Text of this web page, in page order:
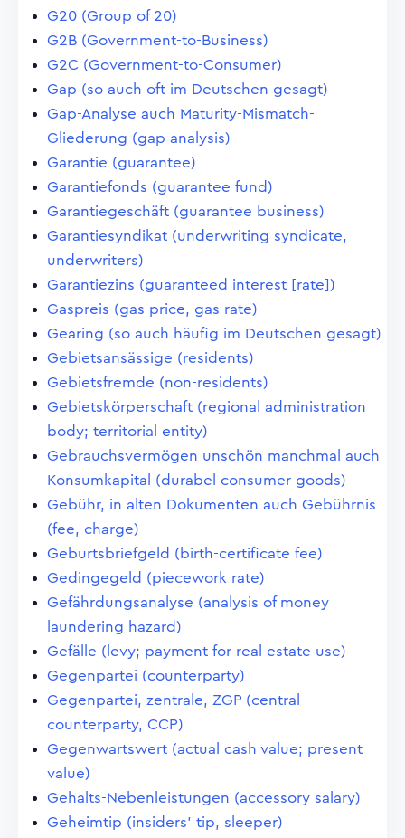
G20 (Group of 20)
G2B (Government-to-Business)
G2C (Government-to-Consumer)
Gap (so auch oft im Deutschen gesagt)
Gap-Analyse auch Maturity-Mismatch-
Gliederung (gap analysis)
Garantie (guarantee)
Garantiefonds (guarantee fund)
Garantiegeschäft (guarantee business)
Garantiesyndikat (underwriting syndicate,
underwriters)
Garantiezins (guaranteed interest [rate])
Gaspreis (gas price, gas rate)
Gearing (so auch häufig im Deutschen gesagt)
Gebietsansässige (residents)
Gebietsfremde (non-residents)
Gebietskörperschaft (regional administration
body; territorial entity)
Gebrauchsvermögen unschön manchmal auch
Konsumkapital (durabel consumer goods)
Gebühr, in alten Dokumenten auch Gebührnis
(fee, charge)
Geburtsbriefgeld (birth-certificate fee)
Gedingegeld (piecework rate)
Gefährdungsanalyse (analysis of money
laundering hazard)
Gefälle (levy; payment for real estate use)
Gegenpartei (counterparty)
Gegenpartei, zentrale, ZGP (central
counterparty, CCP)
Gegenwartswert (actual cash value; present
value)
Gehalts-Nebenleistungen (accessory salary)
Geheimtip (insiders' tip, sleeper)